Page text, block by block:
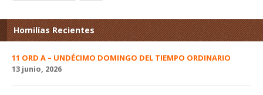
Homilías Recientes
11 ORD A – UNDÉCIMO DOMINGO DEL TIEMPO ORDINARIO
13 junio, 2026